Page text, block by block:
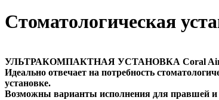
Стоматологическая
УЛЬТРАКОМПАКТНАЯ УСТАНОВКА Coral
Идеально отвечает на потребность
установке.
Возможны варианты исполнения для правшей